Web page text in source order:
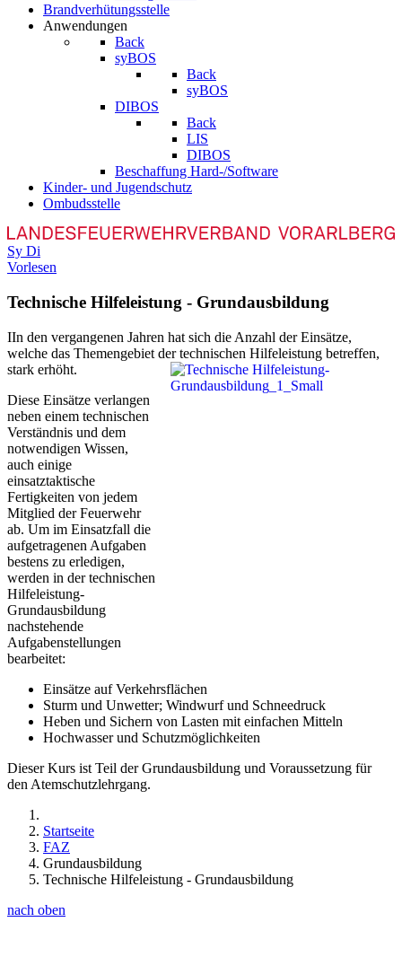
Brandverhütungsstelle
Anwendungen
Back
syBOS
Back
syBOS
DIBOS
Back
LIS
DIBOS
Beschaffung Hard-/Software
Kinder- und Jugendschutz
Ombudsstelle
Sy Di
Vorlesen
Technische Hilfeleistung - Grundausbildung
IIn den vergangenen Jahren hat sich die Anzahl der Einsätze,
welche das Themengebiet der technischen Hilfeleistung betreffen,
stark erhöht.
Diese Einsätze verlangen
neben einem technischen
Verständnis und dem
notwendigen Wissen,
auch einige
einsatztaktische
Fertigkeiten von jedem
Mitglied der Feuerwehr
ab. Um im Einsatzfall die
aufgetragenen Aufgaben
bestens zu erledigen,
werden in der technischen
Hilfeleistung-
Grundausbildung
nachstehende
Aufgabenstellungen
bearbeitet:
Einsätze auf Verkehrsflächen
Sturm und Unwetter; Windwurf und Schneedruck
Heben und Sichern von Lasten mit einfachen Mitteln
Hochwasser und Schutzmöglichkeiten
Dieser Kurs ist Teil der Grundausbildung und Voraussetzung für
den Atemschutzlehrgang.
Startseite
FAZ
Grundausbildung
Technische Hilfeleistung - Grundausbildung
nach oben